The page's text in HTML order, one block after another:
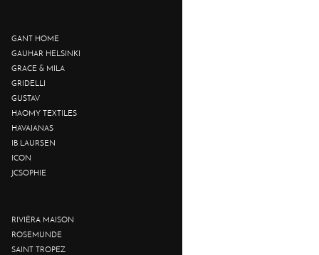
GANT HOME
GAUHAR HELSINKI
GRACE & MILA
GRIDELLI
GUSTAV
HAOMY TEXTILES
HAVAIANAS
IB LAURSEN
ICON
JCSOPHIE
RIVIÈRA MAISON
ROSEMUNDE
SAINT TROPEZ